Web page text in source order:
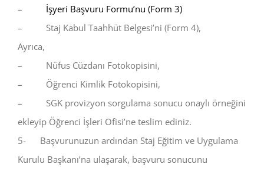
–
İşyeri Başvuru Formu’nu (Form 3)
– Staj Kabul Taahhüt Belgesi’ni (Form 4),
Ayrıca,
– Nüfus Cüzdanı Fotokopisini,
– Öğrenci Kimlik Fotokopisini,
– SGK provizyon sorgulama sonucu onaylı örneğini
ekleyip Öğrenci İşleri Ofisi’ne teslim ediniz.
5- Başvurunuzun ardından Staj Eğitim ve Uygulama
Kurulu Başkanı’na ulaşarak, başvuru sonucunu